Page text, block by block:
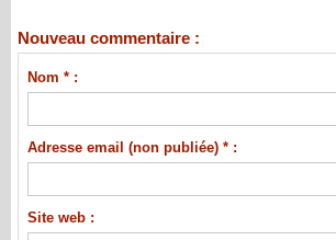
Nouveau commentaire :
Nom * :
Adresse email (non publiée) * :
Site web :